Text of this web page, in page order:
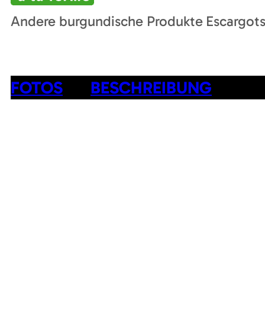
Andere burgundische Produkte Escargots
FOTOS BESCHREIBUNG